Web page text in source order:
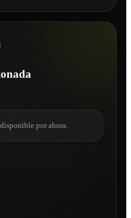
por ahora.